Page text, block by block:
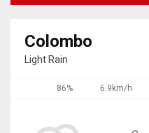
Colombo
Light Rain
86% 6.9km/h